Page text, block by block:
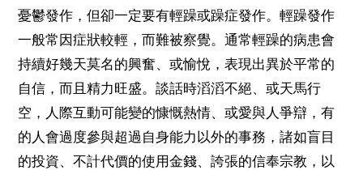
憂鬱發作，但卻一定要有輕躁或躁症發作。輕躁發作
一般常因症狀較輕，而難被察覺。通常輕躁的病患會
持續好幾天莫名的興奮、或愉悅，表現出異於平常的
自信，而且精力旺盛。談話時滔滔不絕、或天馬行
空，人際互動可能變的慷慨熱情、或愛與人爭辯，有
的人會過度參與超過自身能力以外的事務，諸如盲目
的投資、不計代價的使用金錢、誇張的信奉宗教，以